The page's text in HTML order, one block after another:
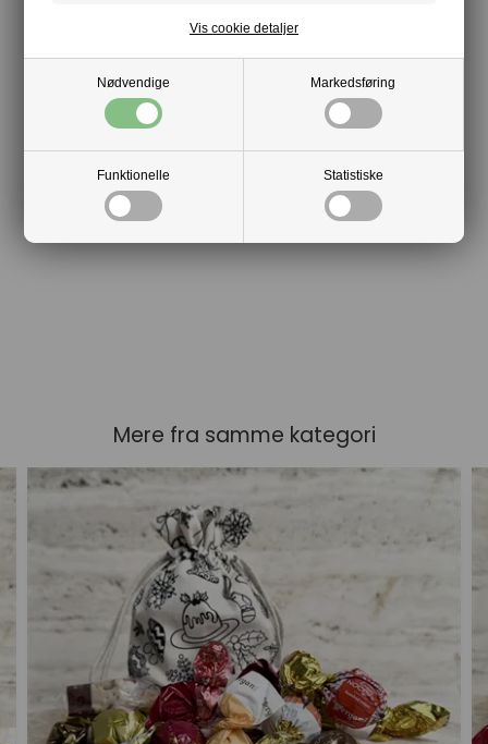
Nødvendige Markedsføring
Funktionelle Statistiske
Vis cookie detaljer
Mere fra samme kategori